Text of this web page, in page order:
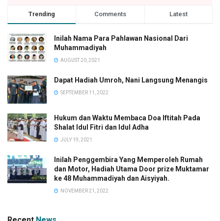
Trending Comments Latest
Inilah Nama Para Pahlawan Nasional Dari
Muhammadiyah
AUGUST 20, 2021
Dapat Hadiah Umroh, Nani Langsung Menangis
SEPTEMBER 11, 2022
Hukum dan Waktu Membaca Doa Iftitah Pada
Shalat Idul Fitri dan Idul Adha
JULY 19, 2021
Inilah Penggembira Yang Memperoleh Rumah
dan Motor, Hadiah Utama Door prize Muktamar
ke 48 Muhammadiyah dan Aisyiyah.
NOVEMBER 21, 2022